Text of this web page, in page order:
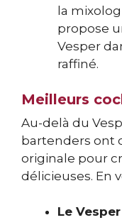
la
propose
Vesper
raffiné.
Meilleurs
Au-delà du
bartenders ont
originale pour
délicieuses. En
Le